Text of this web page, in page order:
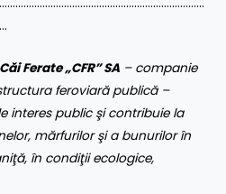
Ferate „CFR” SA – companie
feroviară publică –
interes public şi contribuie la
mărfurilor şi a bunurilor în
în condiţii ecologice,